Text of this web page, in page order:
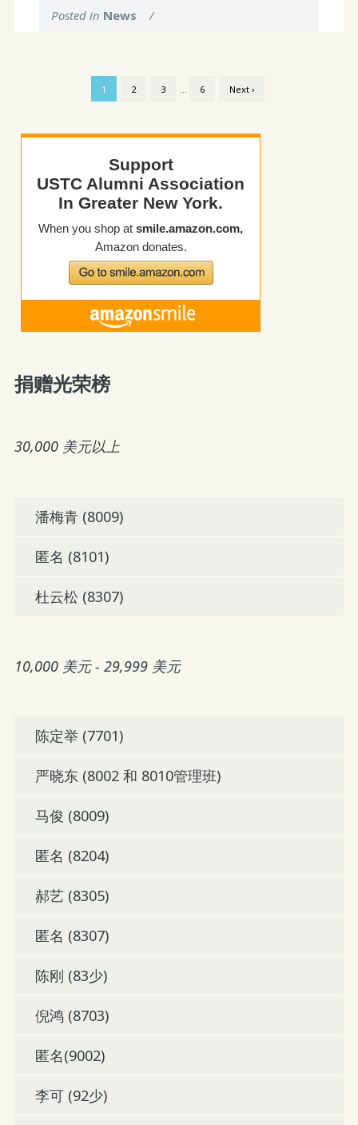
Posted in News /
1 2 3 … 6 Next ›
捐赠光荣榜
30,000 美元以上
潘梅青 (8009)
匿名 (8101)
杜云松 (8307)
10,000 美元 - 29,999 美元
陈定举 (7701)
严晓东 (8002 和 8010管理班)
马俊 (8009)
匿名 (8204)
郝艺 (8305)
匿名 (8307)
陈刚 (83少)
倪鸿 (8703)
匿名(9002)
李可 (92少)